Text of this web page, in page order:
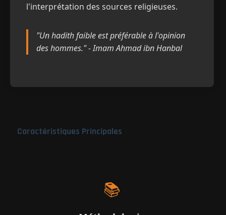
l'interprétation des sources religieuses.
"Un hadith faible est préférable à l'opinion
des hommes." - Imam Ahmad ibn Hanbal
Caractéristiques Principales
📚